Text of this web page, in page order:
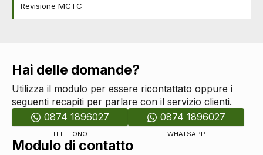
Revisione MCTC
Hai delle domande?
Utilizza il modulo per essere ricontattato oppure i
seguenti recapiti per parlare con il servizio clienti.
0874 1896027
TELEFONO
0874 1896027
WHATSAPP
Modulo di contatto